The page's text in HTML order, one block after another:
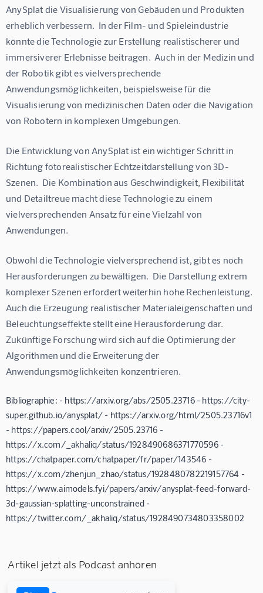
AnySplat die Visualisierung von Gebäuden und Produkten
erheblich verbessern.  In der Film- und Spieleindustrie
könnte die Technologie zur Erstellung realistischerer und
immersiverer Erlebnisse beitragen.  Auch in der Medizin und
der Robotik gibt es vielversprechende
Anwendungsmöglichkeiten, beispielsweise für die
Visualisierung von medizinischen Daten oder die Navigation
von Robotern in komplexen Umgebungen.
Die Entwicklung von AnySplat ist ein wichtiger Schritt in
Richtung fotorealistischer Echtzeitdarstellung von 3D-
Szenen.  Die Kombination aus Geschwindigkeit, Flexibilität
und Detailtreue macht diese Technologie zu einem
vielversprechenden Ansatz für eine Vielzahl von
Anwendungen.
Obwohl die Technologie vielversprechend ist, gibt es noch
Herausforderungen zu bewältigen.  Die Darstellung extrem
komplexer Szenen erfordert weiterhin hohe Rechenleistung.
Auch die Erzeugung realistischer Materialeigenschaften und
Beleuchtungseffekte stellt eine Herausforderung dar.
Zukünftige Forschung wird sich auf die Optimierung der
Algorithmen und die Erweiterung der
Anwendungsmöglichkeiten konzentrieren.
Bibliographie: - https://arxiv.org/abs/2505.23716 - https://city-
super.github.io/anysplat/ - https://arxiv.org/html/2505.23716v1
- https://papers.cool/arxiv/2505.23716 -
https://x.com/_akhaliq/status/1928490686371770596 -
https://chatpaper.com/chatpaper/fr/paper/143546 -
https://x.com/zhenjun_zhao/status/1928480782219157764 -
https://www.aimodels.fyi/papers/arxiv/anysplat-feed-forward-
3d-gaussian-splatting-unconstrained -
https://twitter.com/_akhaliq/status/1928490734803358002
Artikel jetzt als Podcast anhören